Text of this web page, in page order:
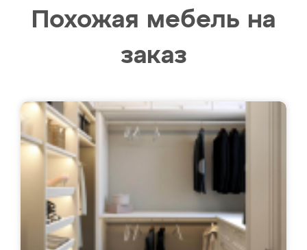
Похожая мебель на
заказ